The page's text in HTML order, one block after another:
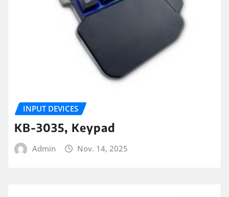
INPUT DEVICES
KB-3035, Keypad
Admin Nov. 14, 2025